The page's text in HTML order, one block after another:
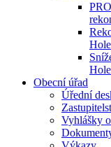
Obecní úřad
Úřední
Vyhlášky